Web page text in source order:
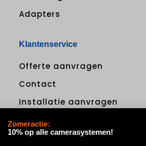
Adapters
Klantenservice
Offerte aanvragen
Contact
Installatie aanvragen
Support
Betaalmethoden
Zomeractie:
10% op alle camerasystemen!